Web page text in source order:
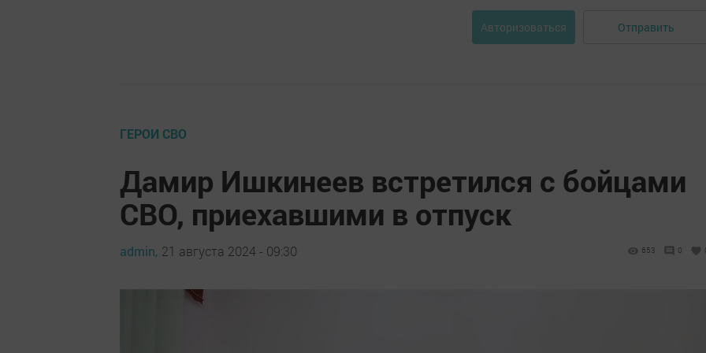
Авторизоваться Отправить
ГЕРОИ СВО
Дамир Ишкинеев встретился с бойцами
СВО, приехавшими в отпуск
admin, 21 августа 2024 - 09:30 653 0